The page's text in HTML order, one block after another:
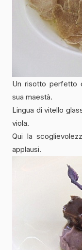
Un risotto perfetto
sua maestà.
Lingua di vitello
viola.
Qui la
applausi.